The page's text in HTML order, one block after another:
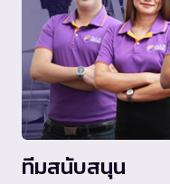
ทีมสนับสนุน